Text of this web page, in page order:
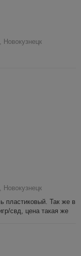
Новокузнецк
Новокузнецк
пластиковый. Так же в
свд, цена такая же